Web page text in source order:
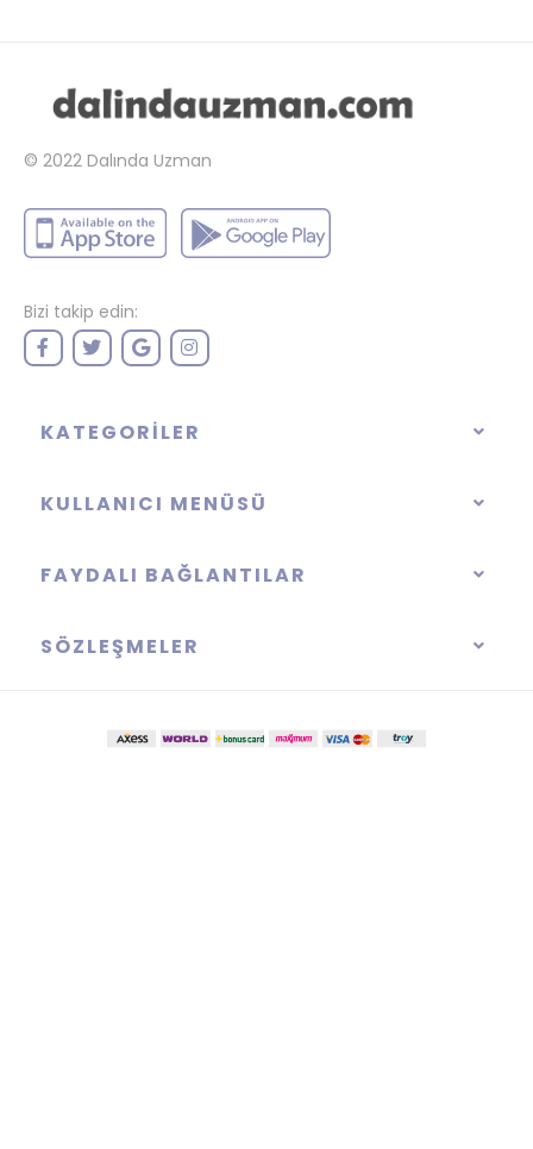
© 2022 Dalında Uzman
Bizi takip edin:
KATEGORILER
KULLANICI MENÜSÜ
FAYDALI BAĞLANTILAR
SÖZLEŞMELER